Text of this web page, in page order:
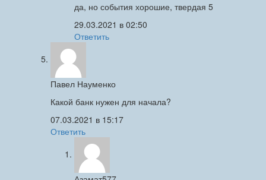
да, но события хорошие, твердая 5
29.03.2021 в 02:50
Ответить
Павел Науменко
Какой банк нужен для начала?
07.03.2021 в 15:17
Ответить